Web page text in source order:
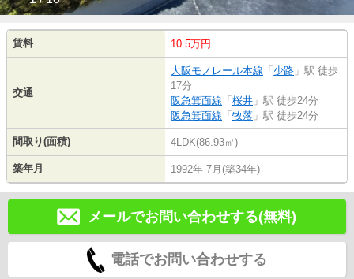
賃料 10.5万円
交通
大阪モノレール本線 「 少路 」駅 徒歩
17分
阪急箕面線 「 桜井 」駅 徒歩24分
阪急箕面線 「 牧落 」駅 徒歩24分
間取り(面積) 4LDK(86.93㎡)
築年月 1992年 7月(築34年)
メールでお問い合わせする(無料)
電話でお問い合わせする